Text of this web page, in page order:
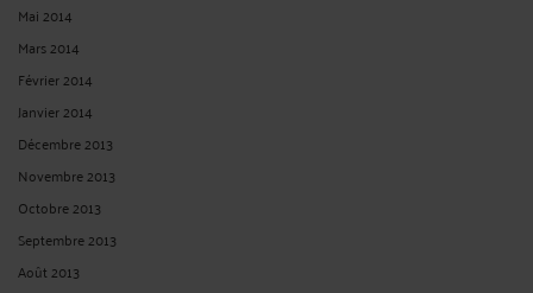
Mai 2014
Mars 2014
Février 2014
Janvier 2014
Décembre 2013
Novembre 2013
Octobre 2013
Septembre 2013
Août 2013